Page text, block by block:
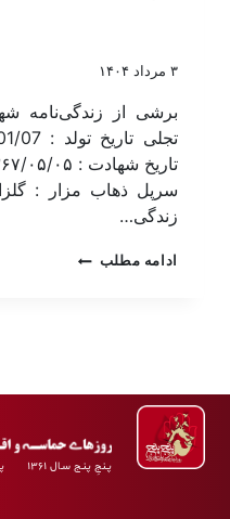
۳ مرداد ۱۴۰۴
برشی از زندگی‌نامه
سرپل ذهاب مزار :
زندگی…
ادامه مطلب
پـنجِ پنـج سـال ۱۳۶۱ پـنجِ پنـج سـال ۱۳۶۵